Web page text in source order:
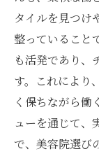
タイルを見つけ
整っていること
も活発であり、
す。これにより
く保ちながら働
ューを通じて、
で、美容院選び